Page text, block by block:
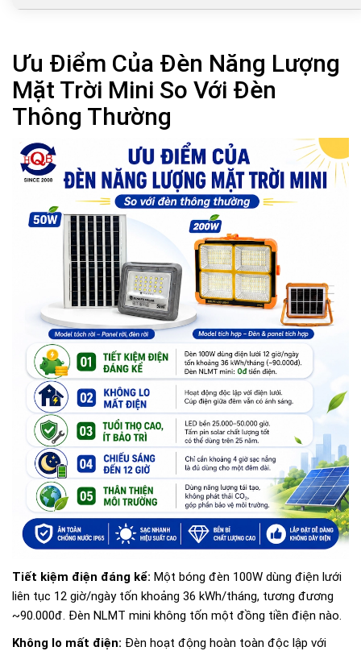
Ưu Điểm Của Đèn Năng Lượng
Mặt Trời Mini So Với Đèn
Thông Thường
Tiết kiệm điện đáng kể: Một bóng đèn 100W dùng điện lưới
liên tục 12 giờ/ngày tốn khoảng 36 kWh/tháng, tương đương
~90.000đ. Đèn NLMT mini không tốn một đồng tiền điện nào.
Không lo mất điện: Đèn hoạt động hoàn toàn độc lập với